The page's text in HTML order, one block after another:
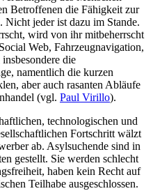
Betroffenen die Fähigkeit zur
Nicht jeder ist dazu im Stande.
wird von ihr mitbeherrscht
Web, Fahrzeugnavigation,
die
namentlich die kurzen
aber auch rasanten Abläufe
(vgl. Paul Virillo).
technologischen und
Fortschritt wälzt
ab. Asylsuchende sind in
gestellt. Sie werden schlecht
haben kein Recht auf
Teilhabe ausgeschlossen.